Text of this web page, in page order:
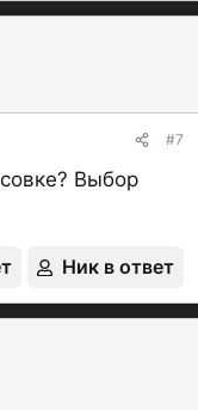
#7
Выбор
Ник в ответ